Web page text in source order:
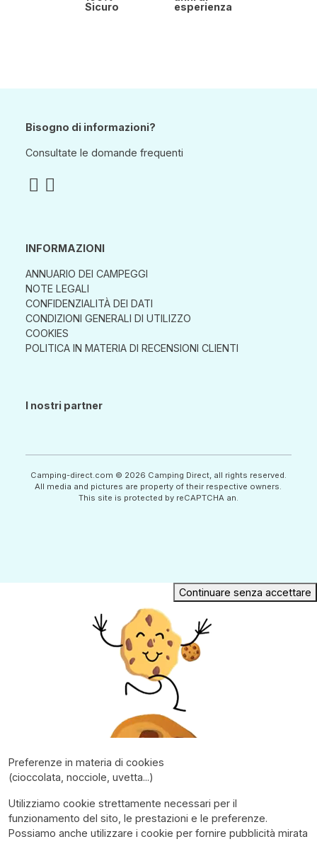
Sicuro
esperienza
Bisogno di informazioni?
Consultate le domande frequenti
INFORMAZIONI
ANNUARIO DEI CAMPEGGI
NOTE LEGALI
CONFIDENZIALITÀ DEI DATI
CONDIZIONI GENERALI DI UTILIZZO
COOKIES
POLITICA IN MATERIA DI RECENSIONI CLIENTI
I nostri partner
Camping-direct.com © 2026 Camping Direct, all rights reserved.
All media and pictures are property of their respective owners.
This site is protected by reCAPTCHA an.
Continuare senza accettare
Preferenze in materia di cookies
(cioccolata, nocciole, uvetta...)
Utilizziamo cookie strettamente necessari per il
funzionamento del sito, le prestazioni e le preferenze.
Possiamo anche utilizzare i cookie per fornire pubblicità mirata